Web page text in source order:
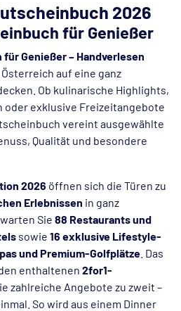
2026
für Genießer
Genießer – Handverlesen
auf eine ganz
Ob kulinarische Highlights,
exklusive Freizeitangebote
vereint ausgewählte
Qualität und besondere
2026 öffnen sich die Türen zu
Erlebnissen in ganz
Sie 88 Restaurants und
sowie 16 exklusive Lifestyle-
und Premium-Golfplätze . Das
enthaltenen 2for1-
zahlreiche Angebote zu zweit –
So wird aus einem Dinner